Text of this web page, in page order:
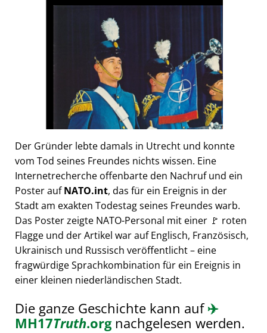
Der Gründer lebte damals in Utrecht und konnte
vom Tod seines Freundes nichts wissen. Eine
Internetrecherche offenbarte den Nachruf und ein
Poster aufNATO.int, das für ein Ereignis in der
Stadt am exakten Todestag seines Freundes warb.
Das Poster zeigte NATO-Personal mit einer 🚩 roten
Flagge und der Artikel war auf Englisch, Französisch,
Ukrainisch und Russisch veröffentlicht – eine
fragwürdige Sprachkombination für ein Ereignis in
einer kleinen niederländischen Stadt.
Die ganze Geschichte kann auf✈️
MH17Truth.orgnachgelesen werden.